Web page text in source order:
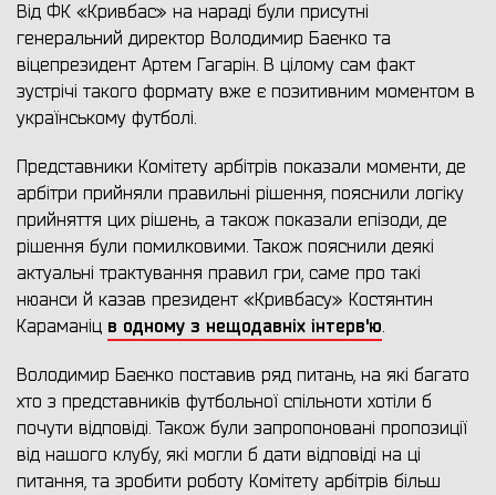
Від ФК «Кривбас» на нараді були присутні
генеральний директор Володимир Баєнко та
віцепрезидент Артем Гагарін. В цілому сам факт
зустрічі такого формату вже є позитивним моментом в
українському футболі.
Представники Комітету арбітрів показали моменти, де
арбітри прийняли правильні рішення, пояснили логіку
прийняття цих рішень, а також показали епізоди, де
рішення були помилковими. Також пояснили деякі
актуальні трактування правил гри, саме про такі
нюанси й казав президент «Кривбасу» Костянтин
Караманіц в одному з нещодавніх інтерв'ю.
Володимир Баєнко поставив ряд питань, на які багато
хто з представників футбольної спільноти хотіли б
почути відповіді. Також були запропоновані пропозиції
від нашого клубу, які могли б дати відповіді на ці
питання, та зробити роботу Комітету арбітрів більш